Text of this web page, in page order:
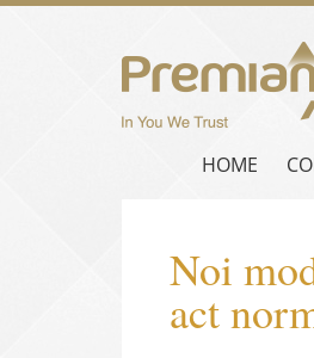
HOME
Noi
act